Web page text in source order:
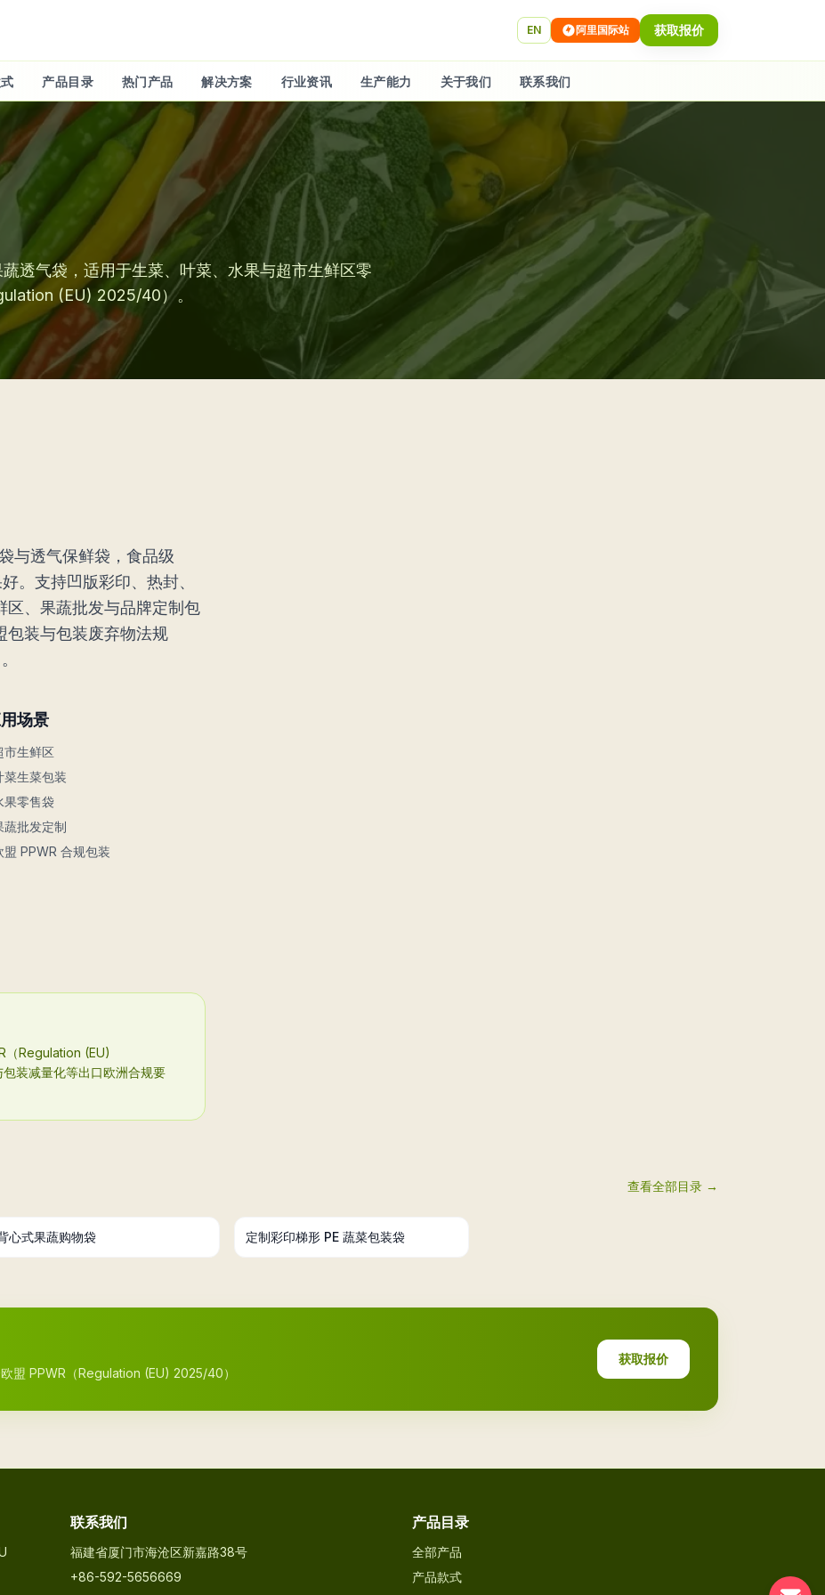
EN 阿里国际站 获取报价
产品目录 热门产品 解决方案 行业资讯 生产能力 关于我们 联系我们
透气袋，适用于生菜、叶菜、水果与超市生鲜区零
(EU) 2025/40）。
与透气保鲜袋，食品级
。支持凹版彩印、热封、
区、果蔬批发与品牌定制包
包装与包装废弃物法规
场景
市生鲜区
菜生菜包装
果零售袋
蔬批发定制
盟 PPWR 合规包装
（Regulation (EU)
装减量化等出口欧洲合规要
查看全部目录 →
心式果蔬购物袋 定制彩印梯形 PE 蔬菜包装袋
盟 PPWR（Regulation (EU) 2025/40）
获取报价
联系我们
福建省厦门市海沧区新嘉路38号
+86-592-5656669
产品目录
全部产品
产品款式